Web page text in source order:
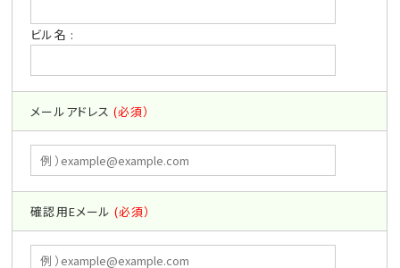
ビル名 :
メールアドレス (必須）
確認用Eメール (必須）